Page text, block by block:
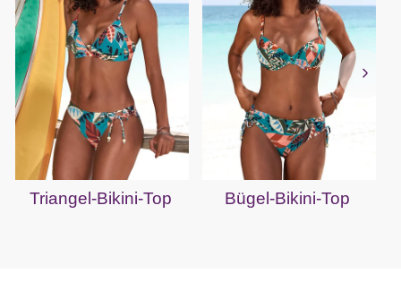
Triangel-Bikini-Top Bügel-Bikini-Top